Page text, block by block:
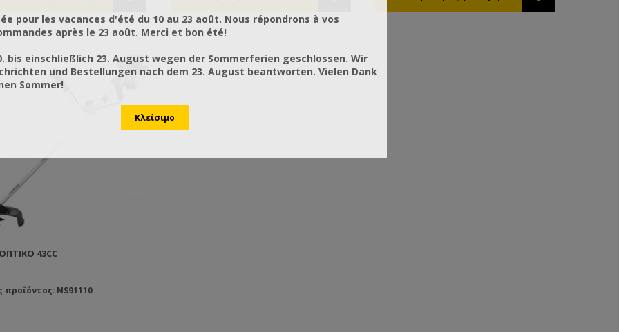
43CC
προϊόντος: NS91110
pour les vacances d'été du 10 au 23 août. Nous répondrons à vos
après le 23 août. Merci et bon été!
bis einschließlich 23. August wegen der Sommerferien geschlossen. Wir
und Bestellungen nach dem 23. August beantworten. Vielen Dank
Sommer!